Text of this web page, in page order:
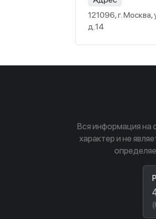
121096, г. Москва,
д.14
Вся информация на
характер и не